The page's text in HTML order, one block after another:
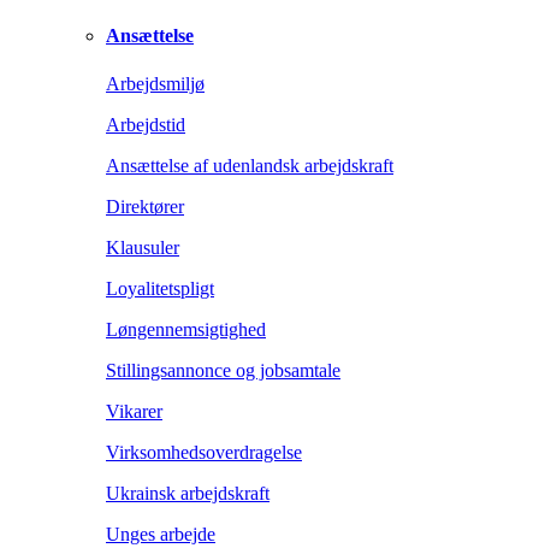
Ansættelse
Arbejdsmiljø
Arbejdstid
Ansættelse af udenlandsk arbejdskraft
Direktører
Klausuler
Loyalitetspligt
Løngennemsigtighed
Stillingsannonce og jobsamtale
Vikarer
Virksomhedsoverdragelse
Ukrainsk arbejdskraft
Unges arbejde